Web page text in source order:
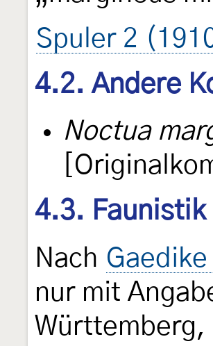
Spuler 2
4.2. Andere
Noctua
4.3. Faunistik
Nach
nur mit
Württemberg,